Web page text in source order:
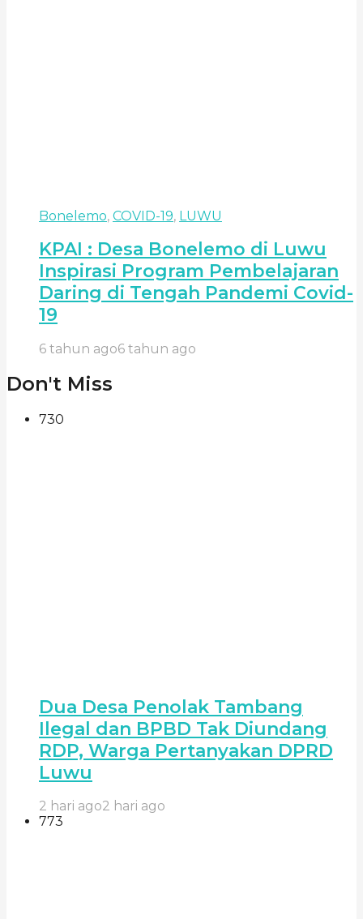
Bonelemo, COVID-19, LUWU
KPAI : Desa Bonelemo di Luwu
Inspirasi Program Pembelajaran
Daring di Tengah Pandemi Covid-
19
6 tahun ago6 tahun ago
Don't Miss
730
Dua Desa Penolak Tambang
Ilegal dan BPBD Tak Diundang
RDP, Warga Pertanyakan DPRD
Luwu
2 hari ago2 hari ago
773